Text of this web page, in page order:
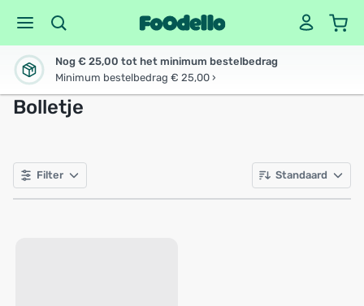
Nog € 25,00 tot het minimum bestelbedrag
Minimum bestelbedrag € 25,00 ›
Bolletje
Filter Standaard